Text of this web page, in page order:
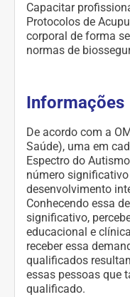
Capacitar
Protocolos de
corporal de forma
normas de
Informações
De acordo com a
Saúde), uma em
Espectro do
número
desenvolvimento
Conhecendo essa
significativo,
educacional e
receber essa
qualificados
essas pessoas que
qualificado.